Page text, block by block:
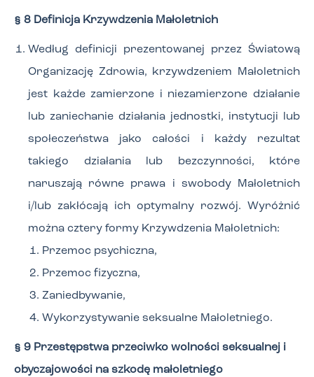
§ 8 Definicja Krzywdzenia Małoletnich
Według definicji prezentowanej przez Światową
Organizację Zdrowia, krzywdzeniem Małoletnich
jest każde zamierzone i niezamierzone działanie
lub zaniechanie działania jednostki, instytucji lub
społeczeństwa jako całości i każdy rezultat
takiego działania lub bezczynności, które
naruszają równe prawa i swobody Małoletnich
i/lub zakłócają ich optymalny rozwój. Wyróżnić
można cztery formy Krzywdzenia Małoletnich:
Przemoc psychiczna,
Przemoc fizyczna,
Zaniedbywanie,
Wykorzystywanie seksualne Małoletniego.
§ 9 Przestępstwa przeciwko wolności seksualnej i
obyczajowości na szkodę małoletniego